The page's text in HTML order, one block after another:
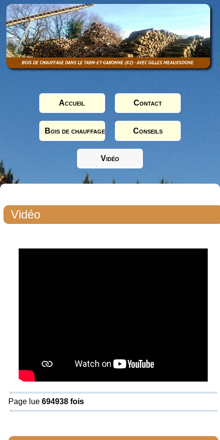
Accueil Contact
Bois de chauffage Conseils
Vidéo
Vidéo
Page lue 694938 fois